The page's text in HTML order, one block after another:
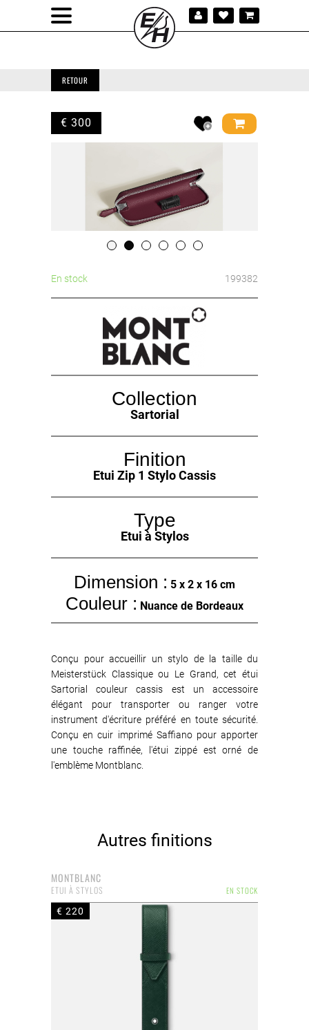
RETOUR
€ 300
En stock 199382
Collection
Sartorial
Finition
Etui Zip 1 Stylo Cassis
Type
Etui à Stylos
Dimension : 5 x 2 x 16 cm
Couleur : Nuance de Bordeaux
Conçu pour accueillir un stylo de la taille du
Meisterstück Classique ou Le Grand, cet étui
Sartorial couleur cassis est un accessoire
élégant pour transporter ou ranger votre
instrument d'écriture préféré en toute sécurité.
Conçu en cuir imprimé Saffiano pour apporter
une touche raffinée, l'étui zippé est orné de
l'emblème Montblanc.
Autres finitions
MONTBLANC
EN STOCK
ETUI À STYLOS
€ 220